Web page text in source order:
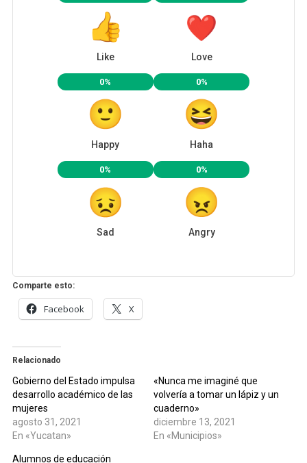
Like Love
0%
Happy
0%
Haha
0%
Sad
0%
Angry
Comparte esto:
Facebook X
Relacionado
Gobierno del Estado impulsa
desarrollo académico de las
mujeres
agosto 31, 2021
En «Yucatan»
«Nunca me imaginé que
volvería a tomar un lápiz y un
cuaderno»
diciembre 13, 2021
En «Municipios»
Alumnos de educación